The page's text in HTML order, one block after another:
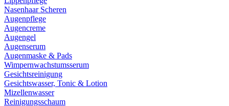
Nasenhaar Scheren
Augenpflege
Augencreme
Augengel
Augenserum
Augenmaske & Pads
Wimpernwachstumsserum
Gesichtsreinigung
Gesichtswasser, Tonic & Lotion
Mizellenwasser
Reinigungsschaum